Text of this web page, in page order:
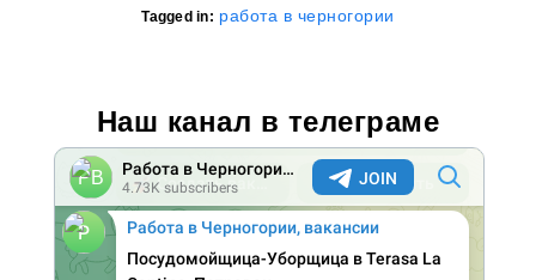
Tagged in: работа в черногории
Наш канал в телеграме